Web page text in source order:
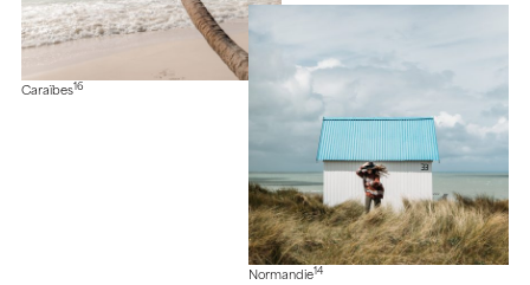
Caraïbes16
Normandie14